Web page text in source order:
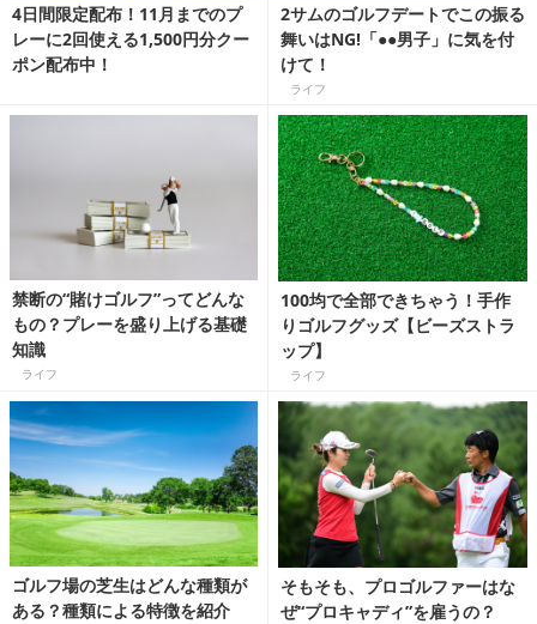
4日間限定配布！11月までのプ
レーに2回使える1,500円分クー
ポン配布中！
2サムのゴルフデートでこの振る
舞いはNG!「●●男子」に気を付
けて！
ライフ
禁断の“賭けゴルフ”ってどんな
もの？プレーを盛り上げる基礎
知識
ライフ
100均で全部できちゃう！手作
りゴルフグッズ【ビーズストラ
ップ】
ライフ
ゴルフ場の芝生はどんな種類が
ある？種類による特徴を紹介
そもそも、プロゴルファーはな
ぜ“プロキャディ”を雇うの？